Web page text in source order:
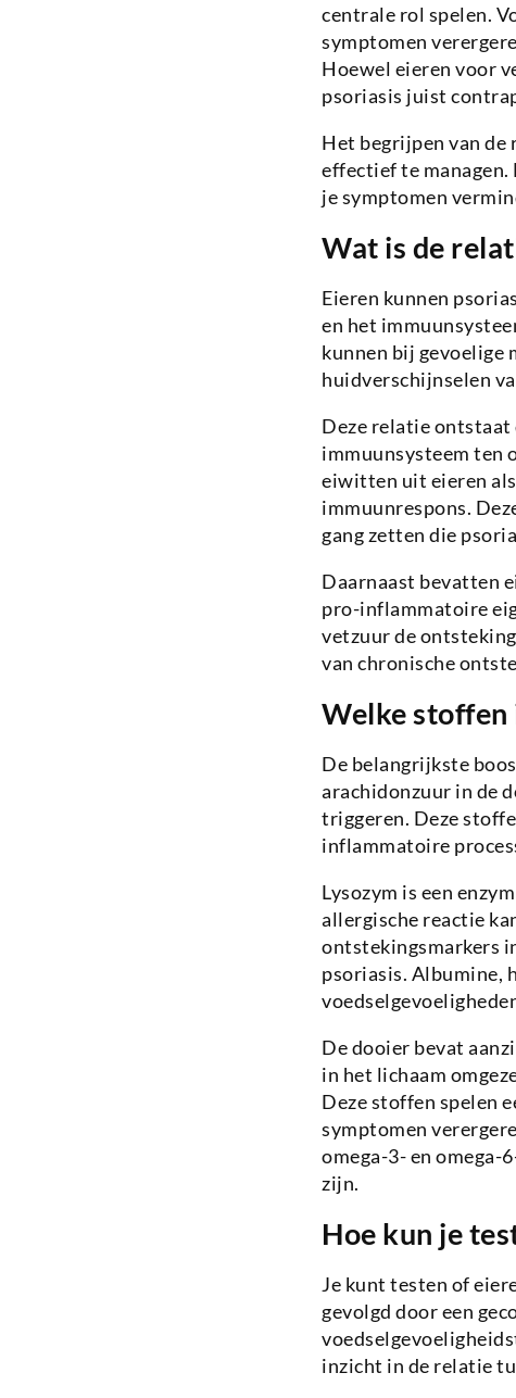
centrale rol spelen.
symptomen
Hoewel eieren voor
psoriasis juist
Het begrijpen van de
effectief te managen.
je symptomen
Wat is de
Eieren kunnen
en het
kunnen bij gevoelige
huidverschijnselen
Deze relatie
immuunsysteem ten
eiwitten uit eieren
immuunrespons.
gang zetten die
Daarnaast bevatten
pro-inflammatoire
vetzuur de
van chronische
Welke stoffen
De belangrijkste
arachidonzuur in de
triggeren. Deze
inflammatoire
Lysozym is een
allergische reactie
ontstekingsmarkers
psoriasis. Albumine,
De dooier bevat
in het lichaam
Deze stoffen spelen
symptomen
omega-3- en
zijn.
Hoe kun je
Je kunt testen of
gevolgd door een
inzicht in de relatie